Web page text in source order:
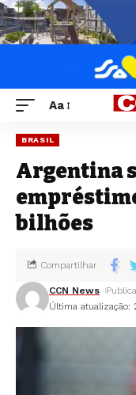
Aa
BRASIL
Argentina
bilhões
Última atualização:
CCN News
Compartilhar